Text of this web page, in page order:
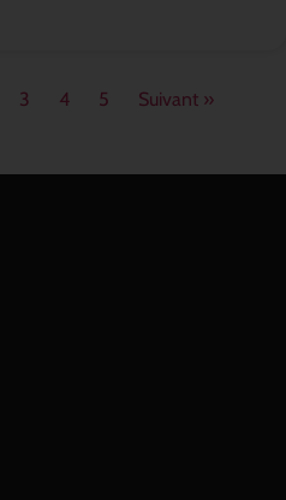
3 4 5 Suivant »